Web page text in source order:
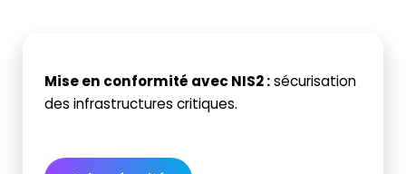
Mise en conformité avec NIS2 : sécurisation
des infrastructures critiques.